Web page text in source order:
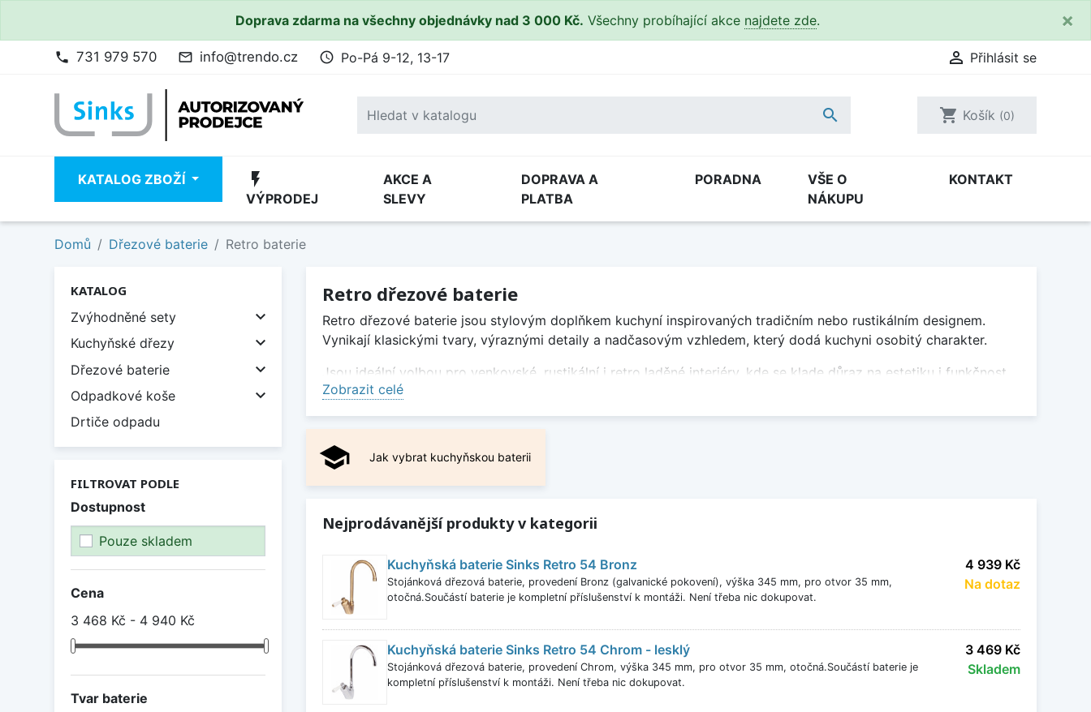
Doprava zdarma na všechny objednávky nad 3 000 Kč. Všechny probíhající akce najdete zde. ×
phone 731 979 570 mail_outline info@trendo.cz access_time Po-Pá 9-12, 13-17  Přihlásit se
 shopping_cart Košík (0)
KATALOG ZBOŽÍ flash_on
VÝPRODEJ
AKCE A
SLEVY
DOPRAVA A
PLATBA
PORADNA
VŠE O
NÁKUPU
KONTAKT
Domů Dřezové baterie Retro baterie
KATALOG
Zvýhodněné sety

Kuchyňské dřezy 
Dřezové baterie 
Odpadkové koše 
Drtiče odpadu
FILTROVAT PODLE
Dostupnost
Pouze skladem
Cena
3 468 Kč - 4 940 Kč
Tvar baterie
Retro dřezové baterie
Zobrazit celé
Retro dřezové baterie jsou stylovým doplňkem kuchyní inspirovaných tradičním nebo rustikálním designem.
Vynikají klasickými tvary, výraznými detaily a nadčasovým vzhledem, který dodá kuchyni osobitý charakter.
Jsou ideální volbou pro venkovské, rustikální i retro laděné interiéry, kde se klade důraz na estetiku i funkčnost.
Klasický design s moderní funkčností
vody a komfort při každodenním používání.
Stylový doplněk ke dřezu
dotvářejí celkový vzhled kuchyně.
Odolné provedení a snadná údržba
Baterie jsou navrženy pro dlouhou životnost a běžný kuchyňský provoz. Povrchová úprava umožňuje snadnou
údržbu a zachování vzhledu po dlouhou dobu.
používání.
Zobrazit méně
school Jak vybrat kuchyňskou baterii
Nejprodávanější produkty v kategorii
Kuchyňská baterie Sinks Retro 54 Bronz
Stojánková dřezová baterie, provedení Bronz (galvanické pokovení), výška 345 mm, pro otvor 35 mm,
otočná.Součástí baterie je kompletní příslušenství k montáži. Není třeba nic dokupovat.
4 939 Kč
Na dotaz
Kuchyňská baterie Sinks Retro 54 Chrom - lesklý
Stojánková dřezová baterie, provedení Chrom, výška 345 mm, pro otvor 35 mm, otočná.Součástí baterie je
kompletní příslušenství k montáži. Není třeba nic dokupovat.
3 469 Kč
Skladem